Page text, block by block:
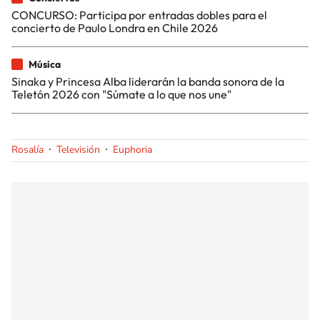
CONCURSO: Participa por entradas dobles para el
concierto de Paulo Londra en Chile 2026
Música
Sinaka y Princesa Alba liderarán la banda sonora de la
Teletón 2026 con "Súmate a lo que nos une"
Rosalía Televisión Euphoria